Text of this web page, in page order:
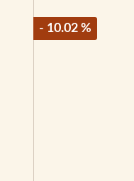
- 10.02 %